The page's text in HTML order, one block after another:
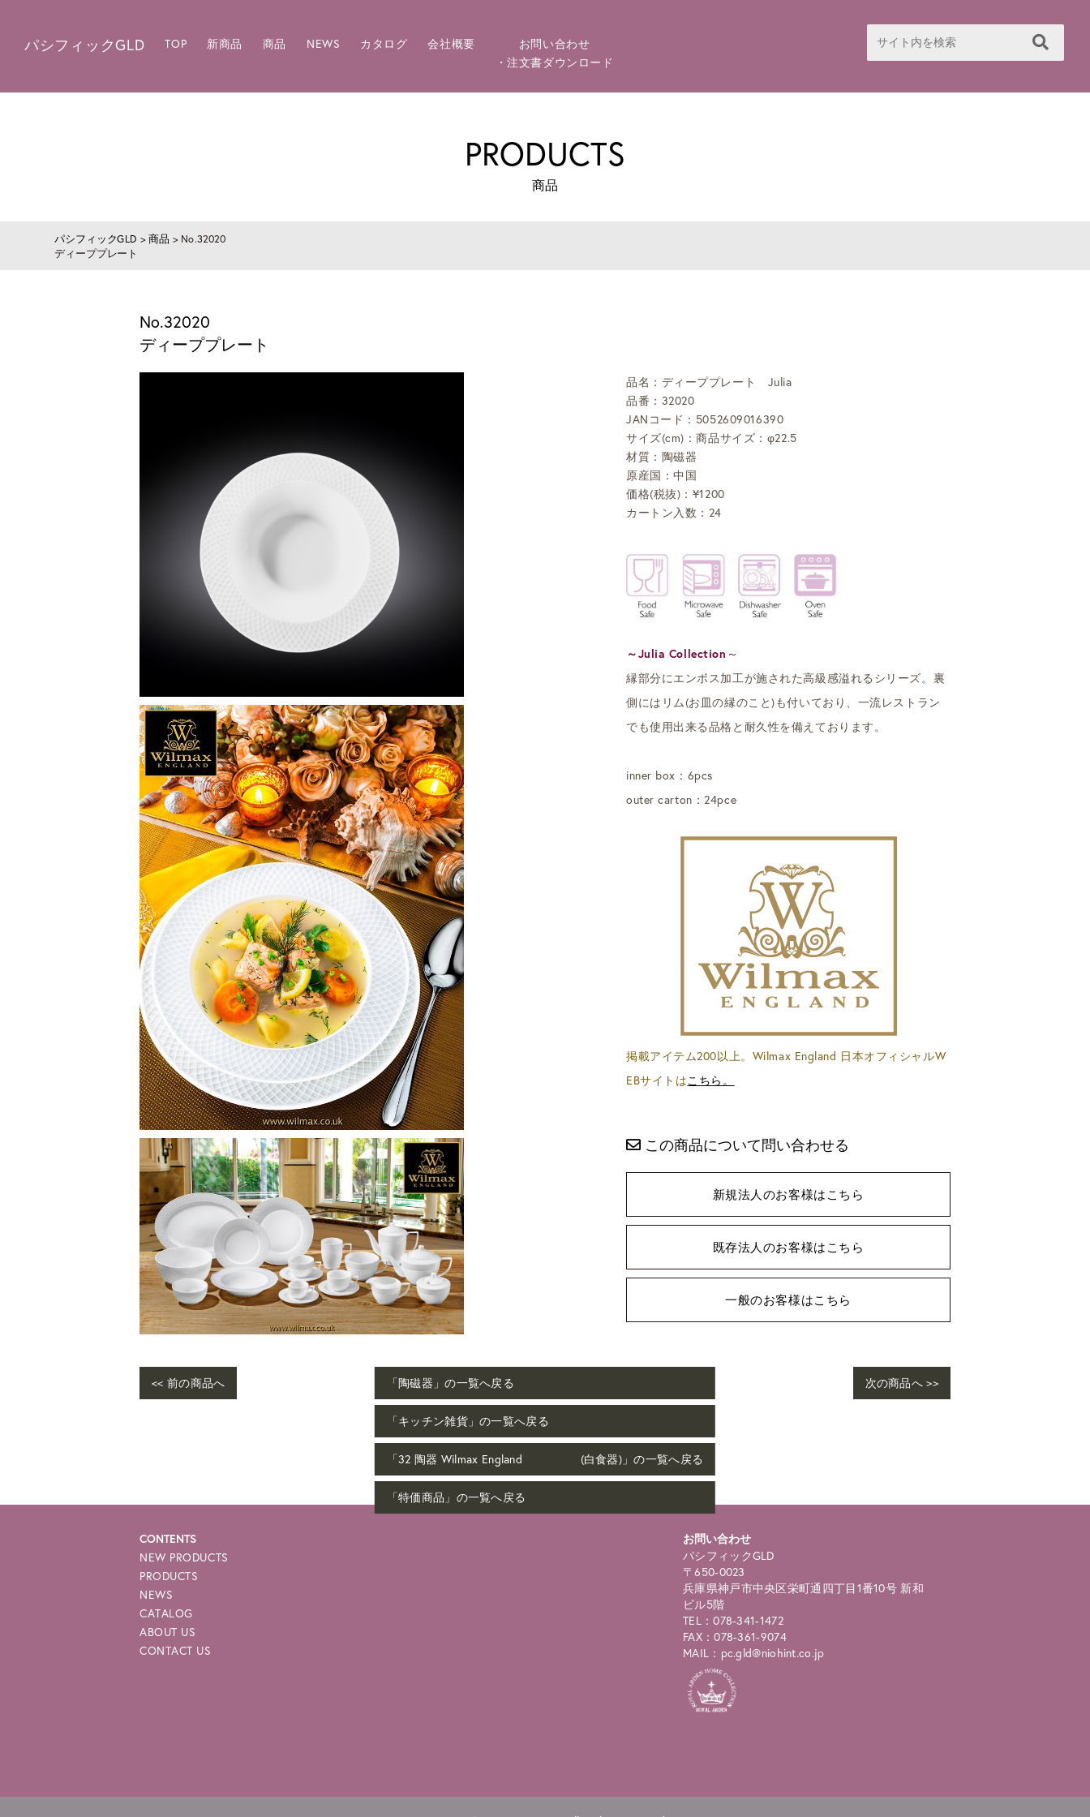
パシフィックGLD TOP 新商品 商品 NEWS カタログ 会社概要
お問い合わせ
・注文書ダウンロード
PRODUCTS
商品
パシフィックGLD >商品 > No.32020
ディーププレート
No.32020
ディーププレート
品名：ディーププレート Julia
品番：32020
JANコード：5052609016390
サイズ(cm)：商品サイズ：φ22.5
材質：陶磁器
原産国：中国
価格(税抜)：¥1200
カートン入数：24
～Julia Collection ～
縁部分にエンボス加工が施された高級感溢れるシリーズ。裏
側にはリム(お皿の縁のこと)も付いており、一流レストラン
でも使用出来る品格と耐久性を備えております。
inner box：6pcs
outer carton：24pce
掲載アイテム200以上。Wilmax England 日本オフィシャルW
EBサイトはこちら。
この商品について問い合わせる
新規法人のお客様はこちら
既存法人のお客様はこちら
一般のお客様はこちら
<< 前の商品へ 次の商品へ >>
「陶磁器」の一覧へ戻る
「キッチン雑貨」の一覧へ戻る
「32 陶器 Wilmax England (白食器)」の一覧へ戻る
「特価商品」の一覧へ戻る
CONTENTS
NEW PRODUCTS
PRODUCTS
NEWS
CATALOG
ABOUT US
CONTACT US
お問い合わせ
パシフィックGLD
〒650-0023
兵庫県神戸市中央区栄町通四丁目1番10号 新和
ビル5階
TEL：078-341-1472
FAX：078-361-9074
MAIL：pc.gld@niohint.co.jp